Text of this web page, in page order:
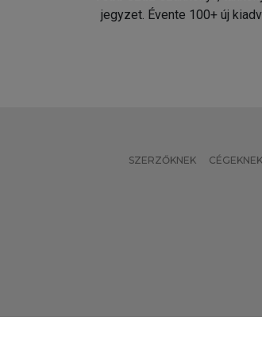
jegyzet. Évente 100+ új
SZERZŐKNEK CÉGEKNEK